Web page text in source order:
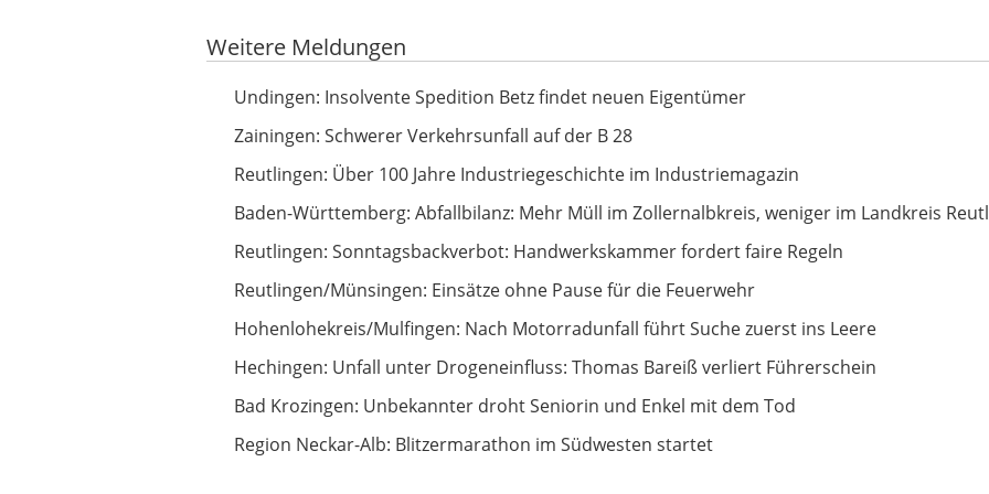
Weitere Meldungen
Insolvente Spedition Betz findet neuen Eigentümer
Undingen: Insolvente Spedition Betz findet neuen Eigentümer
Schwerer Verkehrsunfall auf der B 28
Zainingen: Schwerer Verkehrsunfall auf der B 28
Über 100 Jahre Industriegeschichte im Industriemagazin
Reutlingen: Über 100 Jahre Industriegeschichte im Industriemagazin
Abfallbilanz: Mehr Müll im Zollernalbkreis, weniger im Landkreis Reutlingen
Baden-Württemberg: Abfallbilanz: Mehr Müll im Zollernalbkreis, weniger im Landkreis
Sonntagsbackverbot: Handwerkskammer fordert faire Regeln
Reutlingen: Sonntagsbackverbot: Handwerkskammer fordert faire Regeln
Einsätze ohne Pause für die Feuerwehr
Reutlingen/Münsingen: Einsätze ohne Pause für die Feuerwehr
Nach Motorradunfall führt Suche zuerst ins Leere
Hohenlohekreis/Mulfingen: Nach Motorradunfall führt Suche zuerst ins Leere
Unfall unter Drogeneinfluss: Thomas Bareiß verliert Führerschein
Hechingen: Unfall unter Drogeneinfluss: Thomas Bareiß verliert Führerschein
Unbekannter droht Seniorin und Enkel mit dem Tod
Bad Krozingen: Unbekannter droht Seniorin und Enkel mit dem Tod
Blitzermarathon im Südwesten startet
Region Neckar-Alb: Blitzermarathon im Südwesten startet